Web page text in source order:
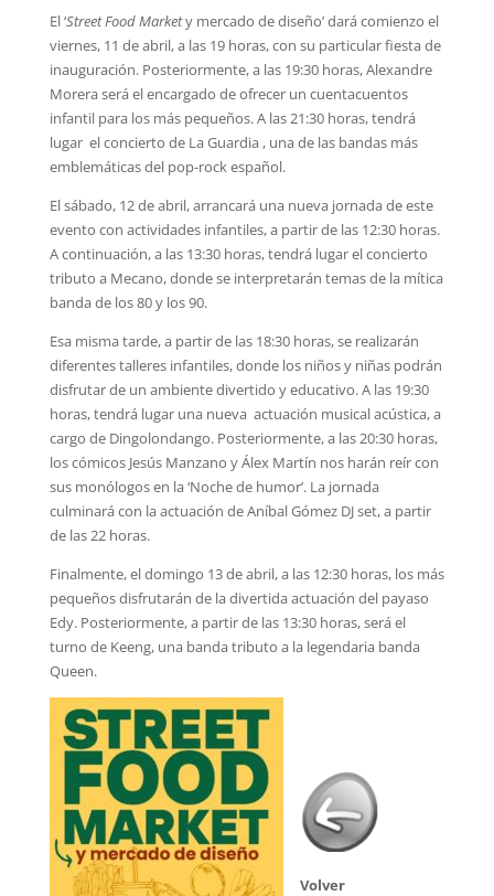
El ‘Street Food Markety mercado de diseño’ dará comienzo el
viernes, 11 de abril, a las 19 horas, con su particular fiesta de
inauguración. Posteriormente, a las 19:30 horas, Alexandre
Morera será el encargado de ofrecer un cuentacuentos
infantil para los más pequeños. A las 21:30 horas, tendrá
lugar el concierto de La Guardia , una de las bandas más
emblemáticas del pop-rock español.
El sábado, 12 de abril, arrancará una nueva jornada de este
evento con actividades infantiles, a partir de las 12:30 horas.
A continuación, a las 13:30 horas, tendrá lugar el concierto
tributo a Mecano, donde se interpretarán temas de la mítica
banda de los 80 y los 90.
Esa misma tarde, a partir de las 18:30 horas, se realizarán
diferentes talleres infantiles, donde los niños y niñas podrán
disfrutar de un ambiente divertido y educativo. A las 19:30
horas, tendrá lugar una nueva actuación musical acústica, a
cargo de Dingolondango. Posteriormente, a las 20:30 horas,
los cómicos Jesús Manzano y Álex Martín nos harán reír con
sus monólogos en la ‘Noche de humor’. La jornada
culminará con la actuación de Aníbal Gómez DJ set, a partir
de las 22 horas.
Finalmente, el domingo 13 de abril, a las 12:30 horas, los más
pequeños disfrutarán de la divertida actuación del payaso
Edy. Posteriormente, a partir de las 13:30 horas, será el
turno de Keeng, una banda tributo a la legendaria banda
Queen.
Volver